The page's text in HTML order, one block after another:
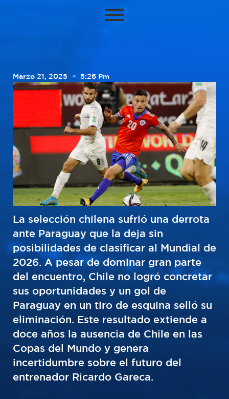
Marzo 21, 2025 5:26 Pm
La selección chilena sufrió una derrota
ante Paraguay que la deja sin
posibilidades de clasificar al Mundial de
2026. A pesar de dominar gran parte
del encuentro, Chile no logró concretar
sus oportunidades y un gol de
Paraguay en un tiro de esquina selló su
eliminación. Este resultado extiende a
doce años la ausencia de Chile en las
Copas del Mundo y genera
incertidumbre sobre el futuro del
entrenador Ricardo Gareca.